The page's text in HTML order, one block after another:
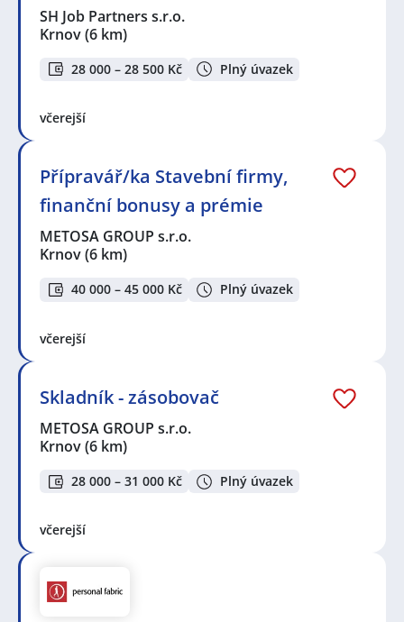
SH Job Partners s.r.o.
Krnov(6 km)
28 000 – 28 500 Kč Plný úvazek
včerejší
Přípravář/ka Stavební firmy,
finanční bonusy a prémie
METOSA GROUP s.r.o.
Krnov(6 km)
40 000 – 45 000 Kč Plný úvazek
včerejší
Skladník - zásobovač
METOSA GROUP s.r.o.
Krnov(6 km)
28 000 – 31 000 Kč Plný úvazek
včerejší